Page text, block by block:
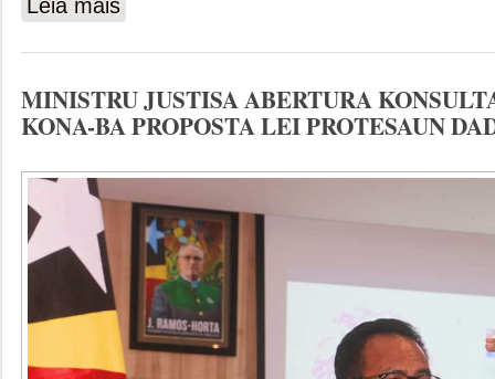
Leia mais
MINISTRU JUSTISA ABERTURA
KONA-BA PROPOSTA LEI PROTESAUN